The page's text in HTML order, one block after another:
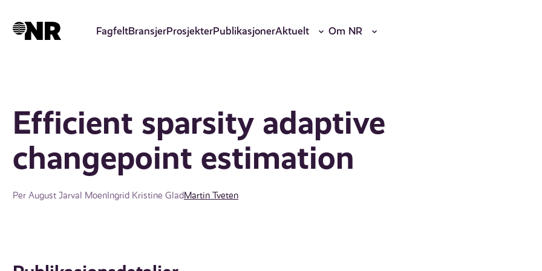
hovedinnhold
FagfeltBransjerProsjekterPublikasjonerAktuelt Om NR
Efficient sparsity adaptive
changepoint estimation
Per August Jarval MoenIngrid Kristine GladMartin Tveten